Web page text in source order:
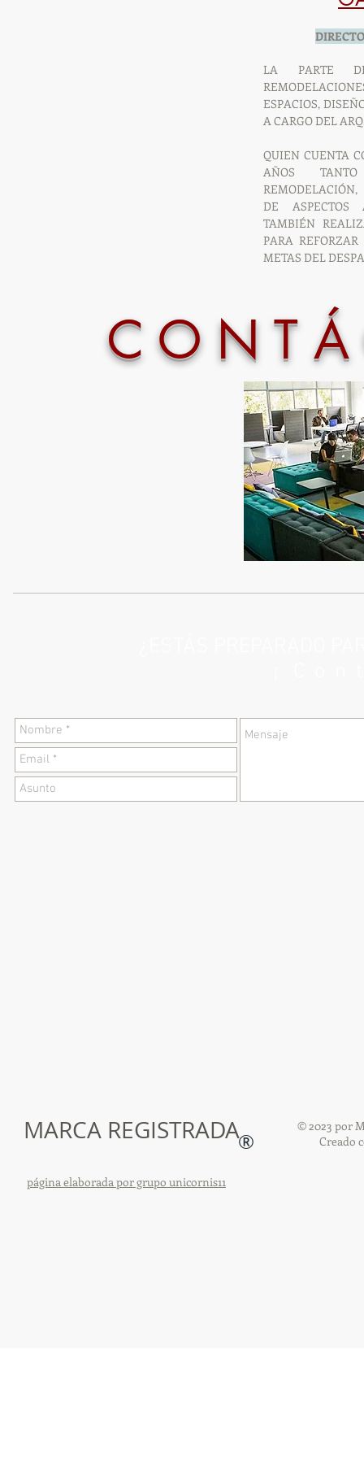
LA PARTE
ESPACIOS,
A CARGO DEL
QUIEN CUENTA
AÑOS
DE ASPECTOS
TAMBIÉN
PARA
METAS DEL
C O N T
MARCA REGISTRADA®
© 2023 por
Creado
página elaborada por grupo unicornis11